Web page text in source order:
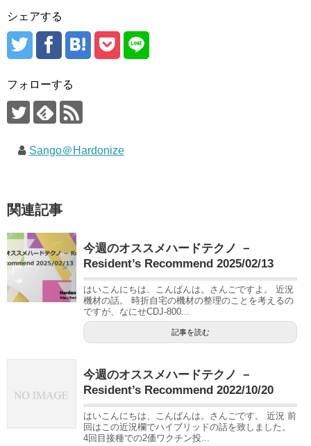
シェアする
フォローする
Sango＠Hardonize
関連記事
今週のオススメハードテクノ －
Resident’s Recommend 2025/02/13
はいこんにちは、こんばんは。さんごですよ。 近況
機材の話。 時折自宅の機材の整理のことを考えるの
ですが、なにせCDJ-800...
記事を読む
今週のオススメハードテクノ －
Resident’s Recommend 2022/10/20
はいこんにちは、こんばんは。さんごです。 近況 前
回はこの近況欄でハイブリッドの話を致しました。
4回目接種での2価ワクチン投...